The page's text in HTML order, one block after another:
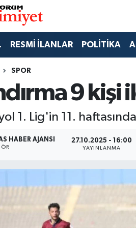
RESMİ İLANLAR POLİTİKA
SPOR
9 kişi
1. Lig'in 11.
HABER AJANSI 27.10.2025 - 16:00
YAYINLANMA
ve Fikstür